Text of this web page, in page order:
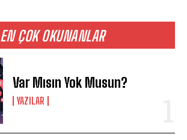
EN ÇOK OKUNANLAR
Var Mısın Yok Musun?
YAZILAR